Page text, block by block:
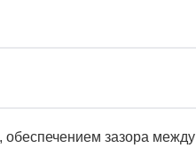
обеспечением зазора между